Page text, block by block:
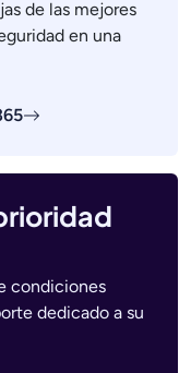
de las mejores
en una
condiciones
dedicado a su